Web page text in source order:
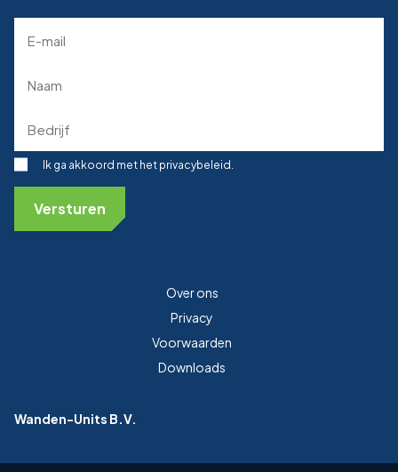
mailadres
(Required)
(Required)
Toestemming
Ik ga akkoord met het privacybeleid.
Over ons
Privacy
Voorwaarden
Downloads
Wanden-Units B.V.